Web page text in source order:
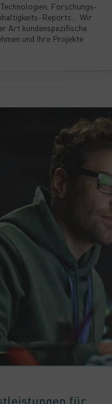
Forschungs-
Reports… Wir
Art kundenspezifische
und Ihre Projekte
für